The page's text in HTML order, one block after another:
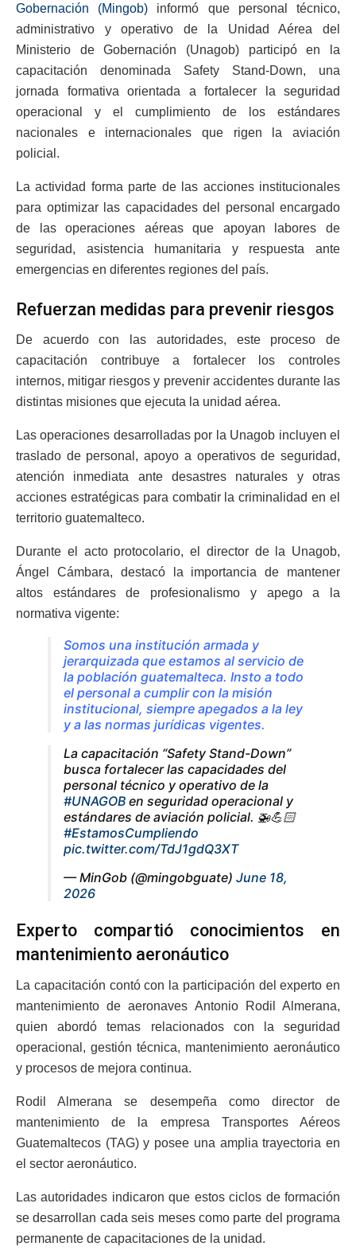
Gobernación (Mingob) informó que personal técnico,
administrativo y operativo de la Unidad Aérea del
Ministerio de Gobernación (Unagob) participó en la
capacitación denominada Safety Stand-Down, una
jornada formativa orientada a fortalecer la seguridad
operacional y el cumplimiento de los estándares
nacionales e internacionales que rigen la aviación
policial.
La actividad forma parte de las acciones institucionales
para optimizar las capacidades del personal encargado
de las operaciones aéreas que apoyan labores de
seguridad, asistencia humanitaria y respuesta ante
emergencias en diferentes regiones del país.
Refuerzan medidas para prevenir riesgos
De acuerdo con las autoridades, este proceso de
capacitación contribuye a fortalecer los controles
internos, mitigar riesgos y prevenir accidentes durante las
distintas misiones que ejecuta la unidad aérea.
Las operaciones desarrolladas por la Unagob incluyen el
traslado de personal, apoyo a operativos de seguridad,
atención inmediata ante desastres naturales y otras
acciones estratégicas para combatir la criminalidad en el
territorio guatemalteco.
Durante el acto protocolario, el director de la Unagob,
Ángel Cámbara, destacó la importancia de mantener
altos estándares de profesionalismo y apego a la
normativa vigente:
Somos una institución armada y
jerarquizada que estamos al servicio de
la población guatemalteca. Insto a todo
el personal a cumplir con la misión
institucional, siempre apegados a la ley
y a las normas jurídicas vigentes.
La capacitación “Safety Stand-Down”
busca fortalecer las capacidades del
personal técnico y operativo de la
#UNAGOB en seguridad operacional y
estándares de aviación policial. 🚁💪🏻
#EstamosCumpliendo
pic.twitter.com/TdJ1gdQ3XT
— MinGob (@mingobguate) June 18,
2026
Experto compartió conocimientos en
mantenimiento aeronáutico
La capacitación contó con la participación del experto en
mantenimiento de aeronaves Antonio Rodil Almerana,
quien abordó temas relacionados con la seguridad
operacional, gestión técnica, mantenimiento aeronáutico
y procesos de mejora continua.
Rodil Almerana se desempeña como director de
mantenimiento de la empresa Transportes Aéreos
Guatemaltecos (TAG) y posee una amplia trayectoria en
el sector aeronáutico.
Las autoridades indicaron que estos ciclos de formación
se desarrollan cada seis meses como parte del programa
permanente de capacitaciones de la unidad.